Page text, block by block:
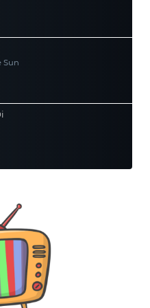
Sun